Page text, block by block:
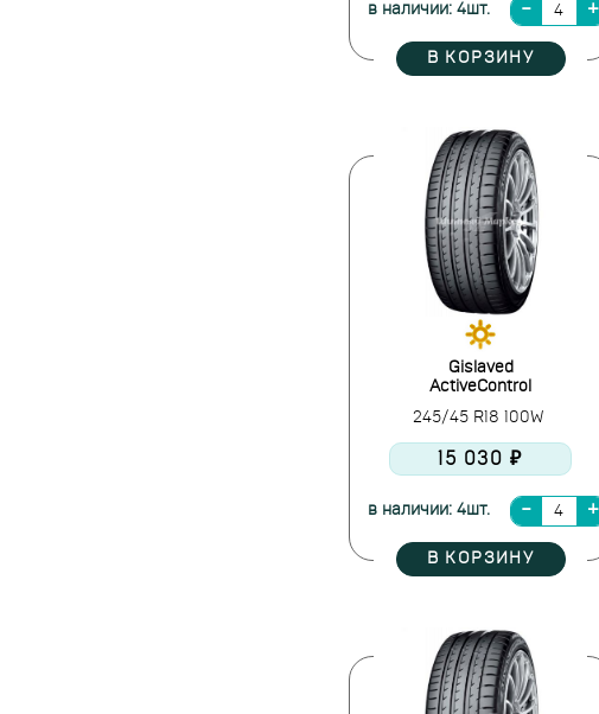
в наличии: 4шт.
В КОРЗИНУ
Gislaved
ActiveControl
245/45 R18 100W
15 030 ₽
в наличии: 4шт.
В КОРЗИНУ